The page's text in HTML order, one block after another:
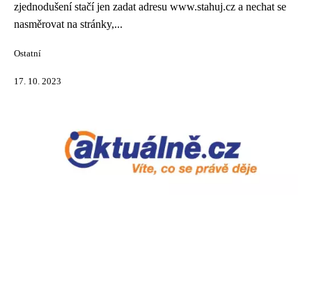
zjednodušení stačí jen zadat adresu www.stahuj.cz a nechat se
nasměrovat na stránky,...
Ostatní
17. 10. 2023